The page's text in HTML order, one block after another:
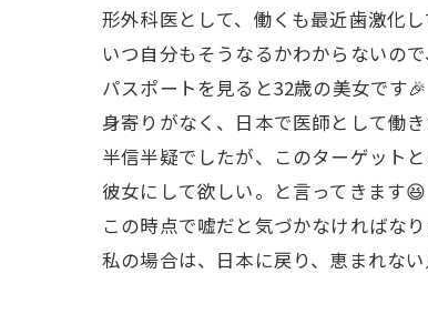
形外科医として、働くも最近歯激化
いつ自分もそうなるかわからないの
パスポートを見ると32歳の美女です🎉
身寄りがなく、日本で医師として働
半信半疑でしたが、このターゲット
彼女にして欲しい。と言ってきます😆
この時点で嘘だと気づかなければな
私の場合は、日本に戻り、恵まれな